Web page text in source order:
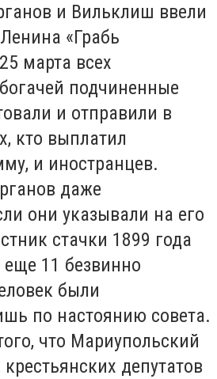
и Вильклиш ввели
«Грабь
марта всех
подчиненные
и отправили в
кто выплатил
и иностранцев.
даже
они ука­зывали на его
стачки 1899 года
11 безвинно
были
по на­стоянию совета.
что Мариупольский
депута­тов